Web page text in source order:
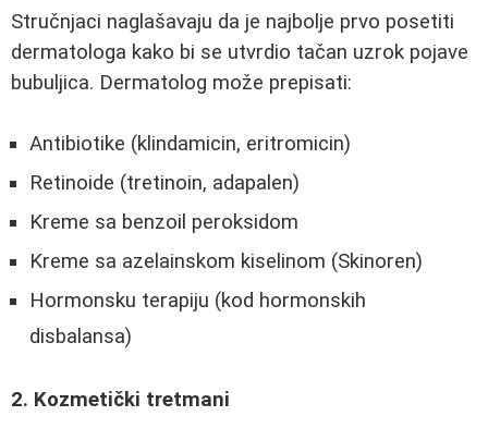
Stručnjaci naglašavaju da je najbolje prvo posetiti
dermatologa kako bi se utvrdio tačan uzrok pojave
bubuljica. Dermatolog može prepisati:
Antibiotike (klindamicin, eritromicin)
Retinoide (tretinoin, adapalen)
Kreme sa benzoil peroksidom
Kreme sa azelainskom kiselinom (Skinoren)
Hormonsku terapiju (kod hormonskih
disbalansa)
2. Kozmetički tretmani